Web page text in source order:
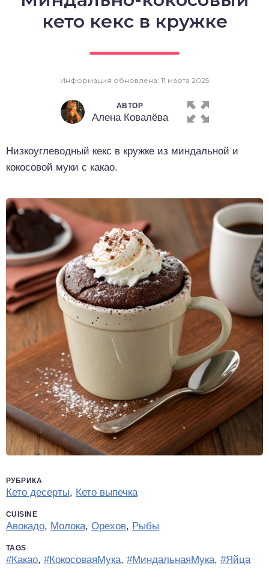
кето кекс в кружке
Информация обновлена: 11 марта 2025
АВТОР
Алена Ковалёва
Низкоуглеводный кекс в кружке из миндальной и
кокосовой муки с какао.
РУБРИКА
Кето десерты, Кето выпечка
CUISINE
Авокадо, Молока, Орехов, Рыбы
TAGS
#Какао, #КокосоваяМука, #МиндальнаяМука, #Яйца
выпечка